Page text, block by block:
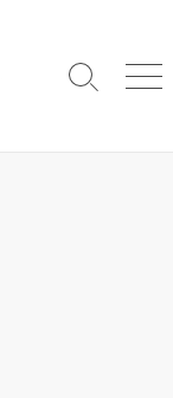
検
メ